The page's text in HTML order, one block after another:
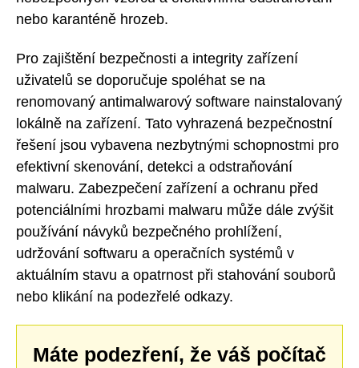
nebo karanténě hrozeb.
Pro zajištění bezpečnosti a integrity zařízení
uživatelů se doporučuje spoléhat se na
renomovaný antimalwarový software nainstalovaný
lokálně na zařízení. Tato vyhrazená bezpečnostní
řešení jsou vybavena nezbytnými schopnostmi pro
efektivní skenování, detekci a odstraňování
malwaru. Zabezpečení zařízení a ochranu před
potenciálními hrozbami malwaru může dále zvýšit
používání návyků bezpečného prohlížení,
udržování softwaru a operačních systémů v
aktuálním stavu a opatrnost při stahování souborů
nebo klikání na podezřelé odkazy.
Máte podezření, že váš počítač